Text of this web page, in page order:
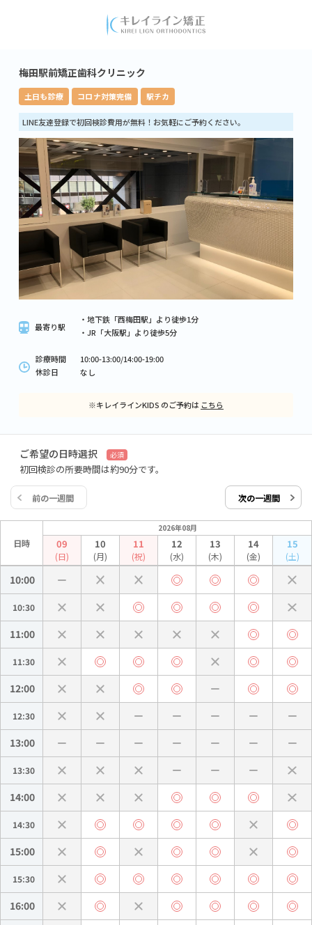
梅田駅前矯正歯科クリニック
土日も診療 コロナ対策完備 駅チカ
LINE友達登録で初回検診費用が無料！お気軽にご予約ください。
最寄り駅
・地下鉄「西梅田駅」より徒歩1分
・JR「大阪駅」より徒歩5分
診療時間
10:00-13:00/14:00-19:00
休診日
なし
※キレイラインKIDS のご予約は こちら
ご希望の日時選択 必須
初回検診の所要時間は約90分です。
前の一週間 次の一週間
日時
2026年08月
09
(日)
10
(月)
11
(祝)
12
(水)
13
(木)
14
(金)
15
(土)
10:00
10:30
11:00
11:30
12:00
12:30
13:00
13:30
14:00
14:30
15:00
15:30
16:00